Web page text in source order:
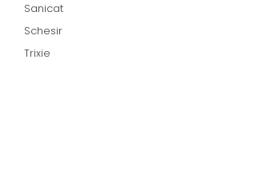
Sanicat
Schesir
Trixie